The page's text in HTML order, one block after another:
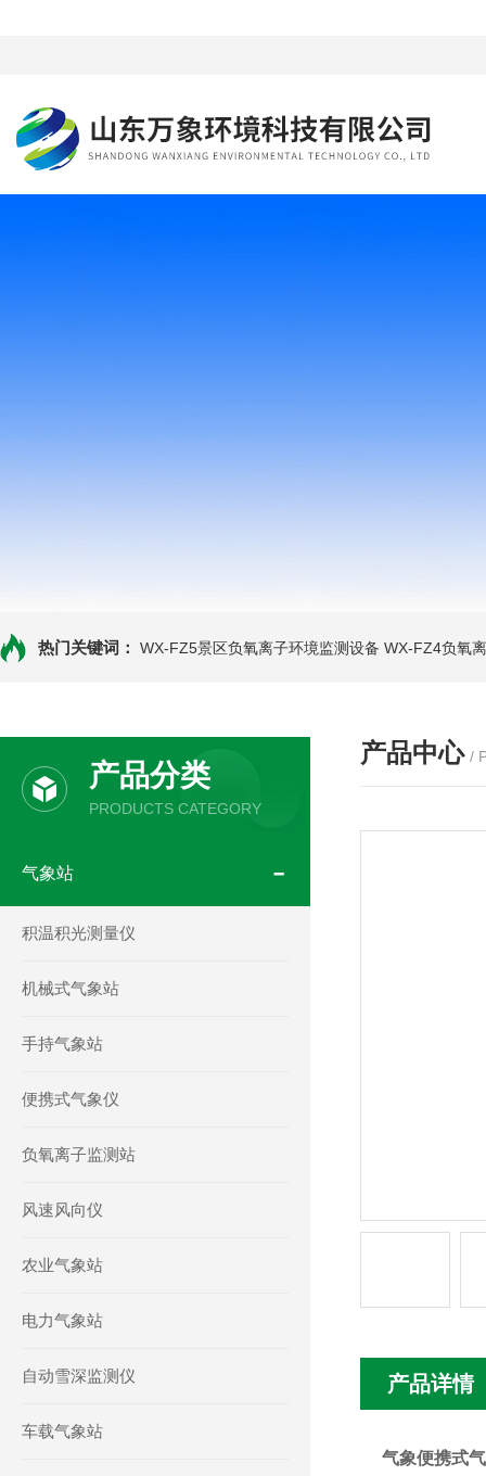
热门关键词： WX-FZ5景区负氧离子环境监测设备 WX-FZ4负氧
产品分类
PRODUCTS CATEGORY
气象站
积温积光测量仪
机械式气象站
手持气象站
便携式气象仪
负氧离子监测站
风速风向仪
农业气象站
电力气象站
自动雪深监测仪
车载气象站
产品中心 /
产品详情
气象便携式